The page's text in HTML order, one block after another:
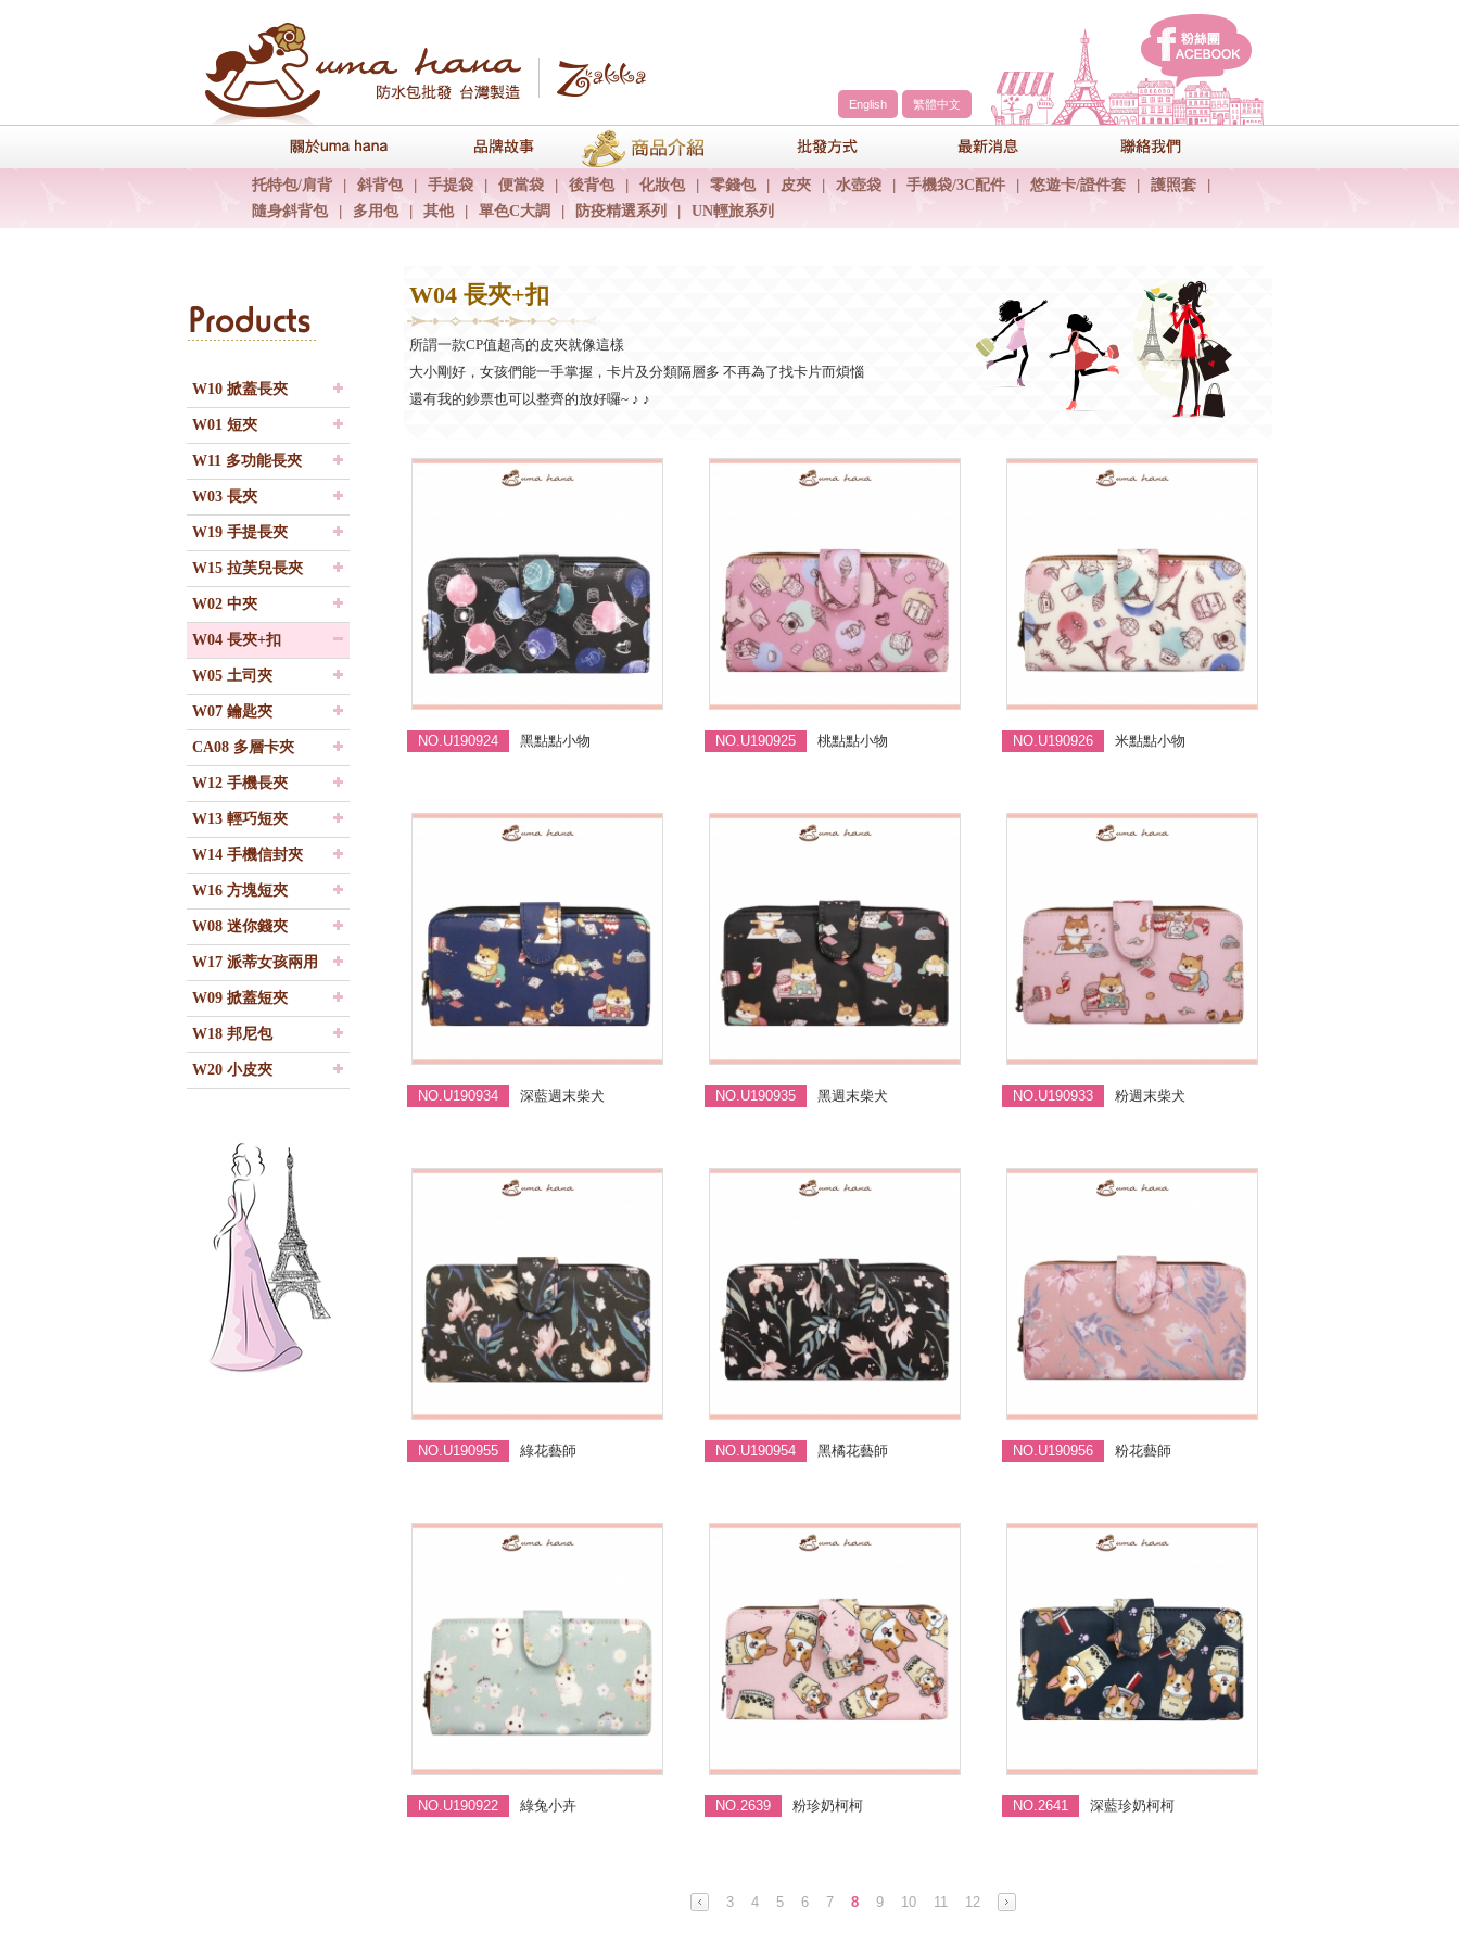
English 繁體中文
關於uma hana 品牌故事
托特包/肩背 斜背包 手提袋 便當袋 後背包 化妝包 零錢包 皮夾 水壺袋 手機袋/3C配件 悠遊卡/證件套 護照套
隨身斜背包
多用包 其他 單色C大調 防疫精選系列 UN輕旅系列
包包批發方式
Products
W10 掀蓋長夾
W01 短夾
W11 多功能長夾
W03 長夾
W19 手提長夾
W15 拉芙兒長夾
W02 中夾
W04 長夾+扣
W05 土司夾
W07 鑰匙夾
CA08 多層卡夾
W12 手機長夾
W13 輕巧短夾
W14 手機信封夾
W16 方塊短夾
W08 迷你錢夾
W17 派蒂女孩兩用
夾
W09 掀蓋短夾
W18 邦尼包
W20 小皮夾
W04 長夾+扣
所謂一款CP值超高的皮夾就像這樣
大小剛好，女孩們能一手掌握，卡片及分類隔層多 不再為了找卡片而煩惱
還有我的鈔票也可以整齊的放好囉~ ♪ ♪
NO.U190924 黑點點小物 NO.U190925 桃點點小物 NO.U190926 米點點小物
NO.U190934 深藍週末柴犬 NO.U190935 黑週末柴犬 NO.U190933 粉週末柴犬
NO.U190955 綠花藝師 NO.U190954 黑橘花藝師 NO.U190956 粉花藝師
NO.U190922 綠兔小卉 NO.2639 粉珍奶柯柯 NO.2641 深藍珍奶柯柯
3 4 5 6 7 8 9 10 11 12